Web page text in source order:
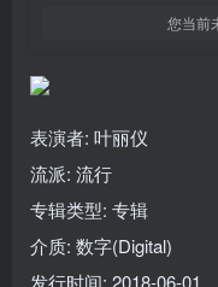
您当前
表演者: 叶丽仪
流派: 流行
专辑类型: 专辑
介质: 数字(Digital)
发行时间: 2018-06-01